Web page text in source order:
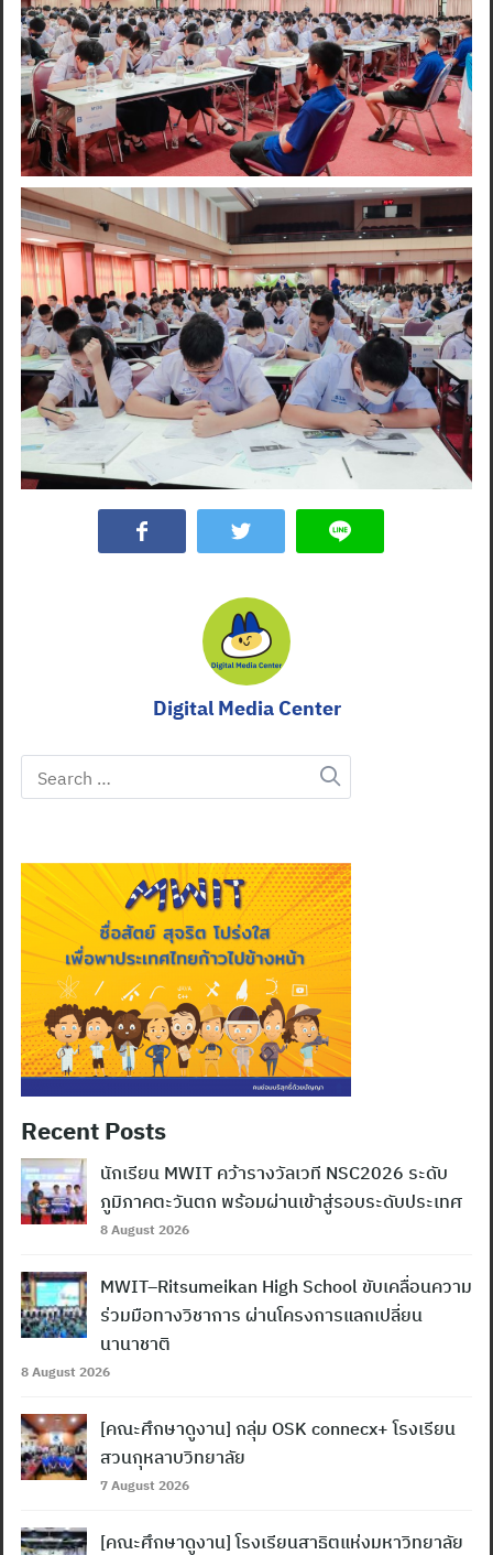
Digital Media Center
Search
for:
Recent Posts
นักเรียน MWIT คว้ารางวัลเวที NSC2026 ระดับ
ภูมิภาคตะวันตก พร้อมผ่านเข้าสู่รอบระดับประเทศ
8 August 2026
MWIT–Ritsumeikan High School ขับเคลื่อนความ
ร่วมมือทางวิชาการ ผ่านโครงการแลกเปลี่ยน
นานาชาติ
8 August 2026
[คณะศึกษาดูงาน] กลุ่ม OSK connecx+ โรงเรียน
สวนกุหลาบวิทยาลัย
7 August 2026
[คณะศึกษาดูงาน] โรงเรียนสาธิตแห่งมหาวิทยาลัย